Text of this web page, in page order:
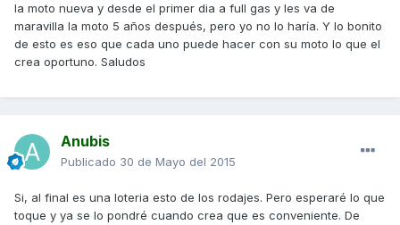
la moto nueva y desde el primer dia a full gas y les va de
maravilla la moto 5 años después, pero yo no lo haría. Y lo bonito
de esto es eso que cada uno puede hacer con su moto lo que el
crea oportuno. Saludos
Anubis
Publicado 30 de Mayo del 2015
Si, al final es una loteria esto de los rodajes. Pero esperaré lo que
toque y ya se lo pondré cuando crea que es conveniente. De